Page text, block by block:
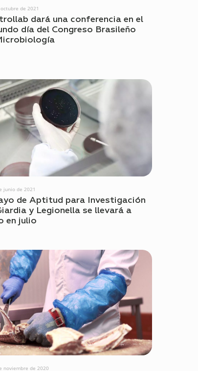
de 2021
dará una conferencia en el
día del Congreso Brasileño
junio de 2021
de Aptitud para Investigación
y Legionella se llevará a
en julio
noviembre de 2020